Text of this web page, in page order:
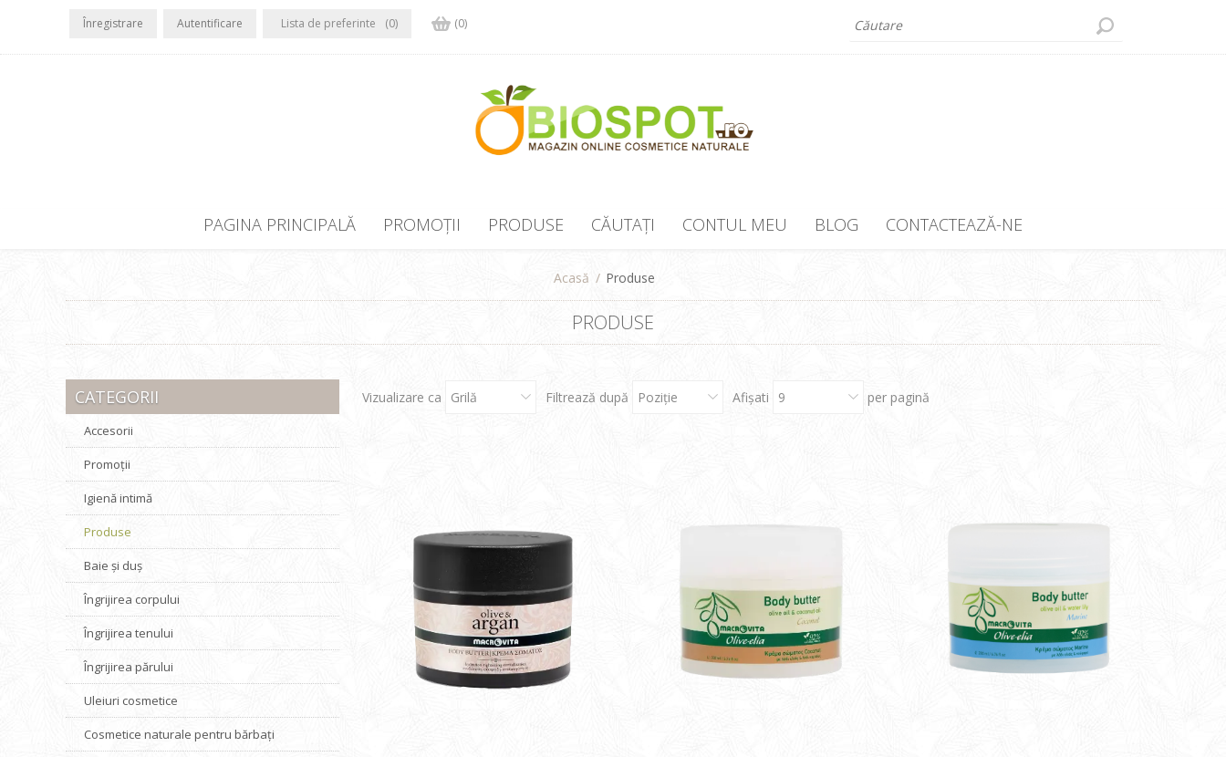
Înregistrare Autentificare Lista de preferinte (0) (0)
PAGINA PRINCIPALĂ PROMOȚII PRODUSE CĂUTAȚI CONTUL MEU BLOG CONTACTEAZĂ-NE
Acasă / Produse
PRODUSE
Vizualizare ca Grilă Filtrează după Poziţie Afişati 9 per pagină
CATEGORII
Accesorii
Promoții
Igienă intimă
Produse
Baie și duș
Îngrijirea corpului
Îngrijirea tenului
Îngrijirea părului
Uleiuri cosmetice
Cosmetice naturale pentru bărbați